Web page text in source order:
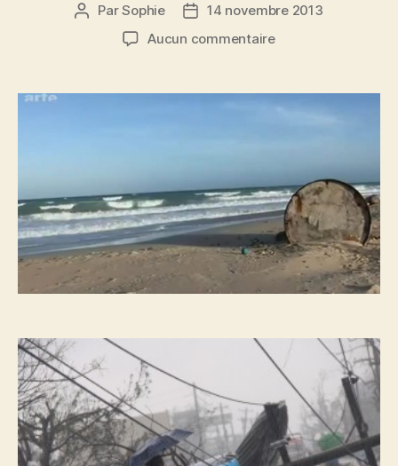
Auteur
l’article
ParSophie
Date14 novembre 2013
Aucun commentairesur
&
déchets